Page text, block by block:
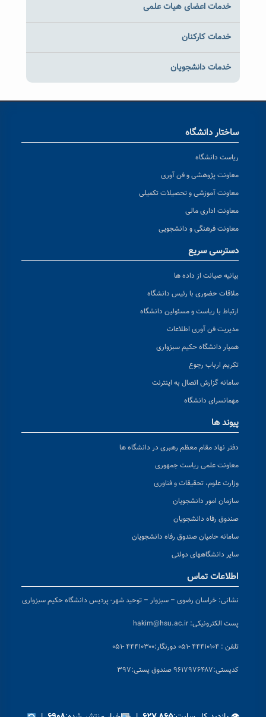
خدمات اعضای هیات علمی
خدمات کارکنان
خدمات دانشجویان
ساختار دانشگاه
ریاست دانشگاه
معاونت پژوهشی و فن آوری
معاونت آموزشی و تحصیلات تکمیلی
معاونت اداری مالی
معاونت فرهنگی و دانشجویی
دسترسی سریع
بیانیه صیانت از داده ها
ملاقات حضوری با رئیس دانشگاه
ارتباط با ریاست و مسئولین دانشگاه
مدیریت فن آوری اطلاعات
همیار دانشگاه حکیم سبزواری
تکریم ارباب رجوع
سامانه گزارش اتصال به اینترنت
مهمانسرای دانشگاه
پیوند ها
دفتر نهاد مقام معظم رهبری در دانشگاه ها
معاونت علمی ریاست جمهوری
وزارت علوم، تحقیقات و فناوری
سازمان امور دانشجویان
صندوق رفاه دانشجویان
سامانه حامیان صندوق رفاه دانشجویان
سایر دانشگاههای دولتی
اطلاعات تماس
نشانی: خراسان رضوی – سبزوار – توحید شهر- پردیس دانشگاه حکیم سبزواری
پست الکترونیکی: hakim@hsu.ac.ir
تلفن : ۴۴۴۱۰۱۰۴ -۰۵۱ دورنگار:۴۴۴۱۰۳۰۰ -۰۵۱
کدپستی:۹۶۱۷۹۷۶۴۸۷ صندوق پستی:۳۹۷